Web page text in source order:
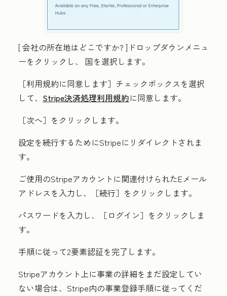
[会社の所在地はどこですか? ]ドロップダウンメニュ
ーをクリックし、 国を選択します。
［利用規約に同意します］ チェックボックスを選択
して、 Stripe決済処理利用規約に同意します。
［次へ］をクリックします。
設定を続行するためにStripeにリダイレクトされま
す。
ご使用のStripeアカウントに関連付けられたEメール
アドレスを入力し、 ［続行］ をクリックします。
パスワードを入力し、 ［ログイン］ をクリックしま
す。
手順に従って2要素認証を完了します。
Stripeアカウント上に事業の詳細をまだ設定してい
ない場合は、Stripe内の事業登録手順に従ってくだ